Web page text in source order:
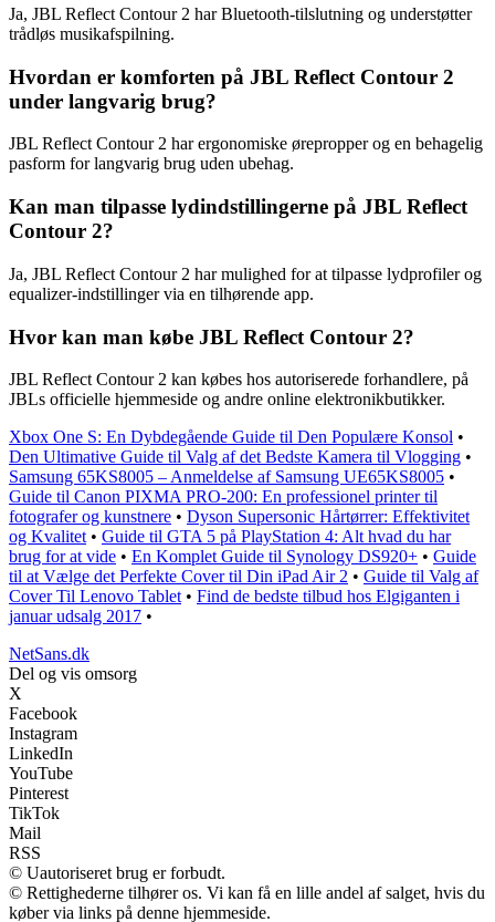
Ja, JBL Reflect Contour 2 har Bluetooth-tilslutning og understøtter
trådløs musikafspilning.
Hvordan er komforten på JBL Reflect Contour 2
under langvarig brug?
JBL Reflect Contour 2 har ergonomiske ørepropper og en behagelig
pasform for langvarig brug uden ubehag.
Kan man tilpasse lydindstillingerne på JBL Reflect
Contour 2?
Ja, JBL Reflect Contour 2 har mulighed for at tilpasse lydprofiler og
equalizer-indstillinger via en tilhørende app.
Hvor kan man købe JBL Reflect Contour 2?
JBL Reflect Contour 2 kan købes hos autoriserede forhandlere, på
JBLs officielle hjemmeside og andre online elektronikbutikker.
Xbox One S: En Dybdegående Guide til Den Populære Konsol •
Den Ultimative Guide til Valg af det Bedste Kamera til Vlogging •
Samsung 65KS8005 – Anmeldelse af Samsung UE65KS8005 •
Guide til Canon PIXMA PRO-200: En professionel printer til
fotografer og kunstnere • Dyson Supersonic Hårtørrer: Effektivitet
og Kvalitet • Guide til GTA 5 på PlayStation 4: Alt hvad du har
brug for at vide • En Komplet Guide til Synology DS920+ • Guide
til at Vælge det Perfekte Cover til Din iPad Air 2 • Guide til Valg af
Cover Til Lenovo Tablet • Find de bedste tilbud hos Elgiganten i
januar udsalg 2017 •
NetSans.dk
Del og vis omsorg
X
Facebook
Instagram
LinkedIn
YouTube
Pinterest
TikTok
Mail
RSS
© Uautoriseret brug er forbudt.
© Rettighederne tilhører os. Vi kan få en lille andel af salget, hvis du
køber via links på denne hjemmeside.